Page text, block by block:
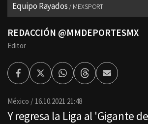
Equipo Rayados MEXSPORT
REDACCIÓN @MMDEPORTESMX
Editor
FacebookTwitterWhatsappThreadsEnviar
por
México 16.10.2021 21:48
Y regresa la Liga al 'Gigante